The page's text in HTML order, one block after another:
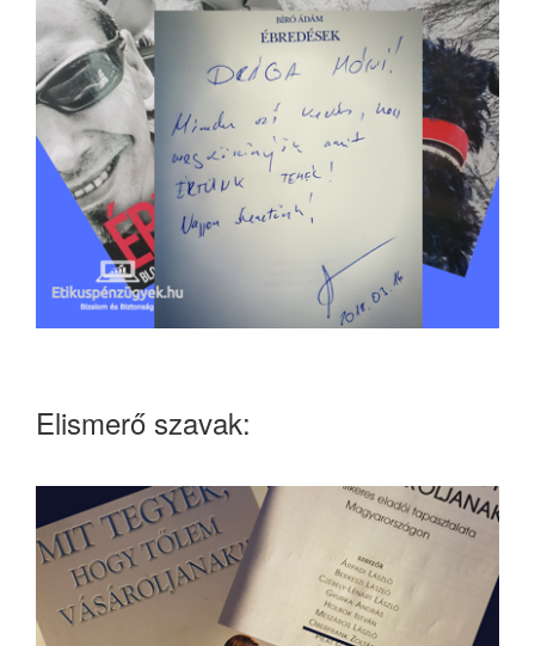
Elismerő szavak: